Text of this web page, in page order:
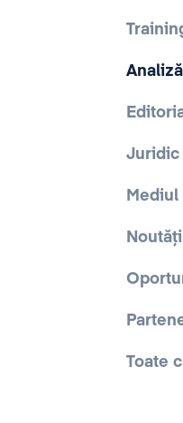
Juridic
Toate